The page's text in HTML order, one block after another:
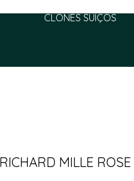
CLONES SUIÇOS
RICHARD MILLE